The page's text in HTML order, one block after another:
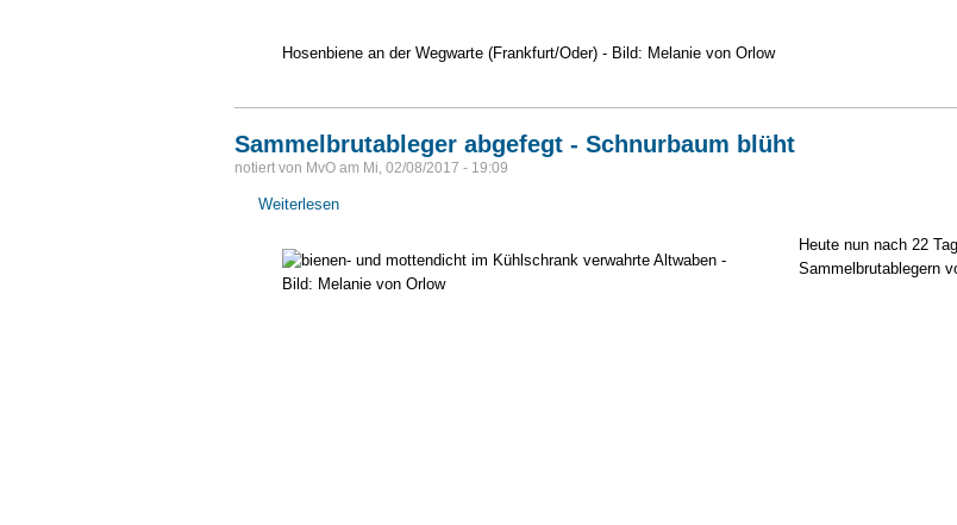
Hosenbiene an der Wegwarte (Frankfurt/Oder) - Bild: Melanie von Orlow
Sammelbrutableger abgefegt - Schnurbaum blüht
notiert von MvO am Mi, 02/08/2017 - 19:09
Weiterlesen
abgefegt
-
Heute nun nach 22
Sammelbrutablegern